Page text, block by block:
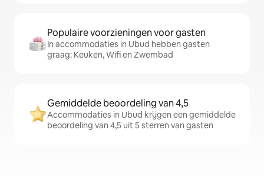
Populaire voorzieningen voor gasten
In accommodaties in Ubud hebben gasten
graag: Keuken, Wifi en Zwembad
Gemiddelde beoordeling van 4,5
Accommodaties in Ubud krijgen een gemiddelde
beoordeling van 4,5 uit 5 sterren van gasten